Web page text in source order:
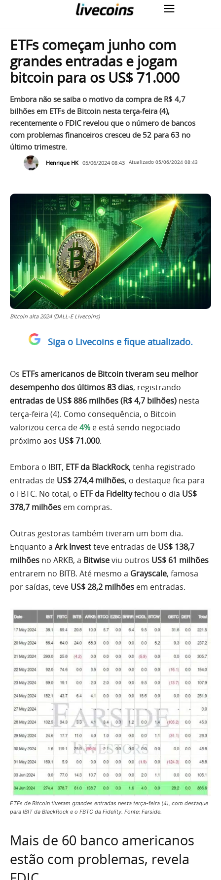
ETFs começam junho com
grandes entradas e jogam
bitcoin para os US$ 71.000
Embora não se saiba o motivo da compra de R$ 4,7
bilhões em ETFs de Bitcoin nesta terça-feira (4),
recentemente o FDIC revelou que o número de bancos
com problemas financeiros cresceu de 52 para 63 no
último trimestre.
Henrique HK 05/06/2024 08:43 Atualizado 05/06/2024 08:43
Bitcoin alta 2024 (DALL-E Livecoins)
Siga o Livecoins e fique atualizado.
Os ETFs americanos de Bitcointiveram seu melhor
desempenho dos últimos 83 dias, registrando
entradas de US$ 886 milhões (R$ 4,7 bilhões) nesta
terça-feira (4). Como consequência, o Bitcoin
valorizou cerca de4% e está sendo negociado
próximo aos US$ 71.000.
Embora o IBIT, ETF da BlackRock, tenha registrado
entradas de US$ 274,4 milhões, o destaque fica para
o FBTC. No total, o ETF da Fidelityfechou o dia US$
378,7 milhões em compras.
Outras gestoras também tiveram um bom dia.
Enquanto a Ark Investteve entradas de US$ 138,7
milhões no ARKB, a Bitwiseviu outros US$ 61 milhões
entrarem no BITB. Até mesmo a Grayscale, famosa
por saídas, teve US$ 28,2 milhões em entradas.
ETFs de Bitcoin tiveram grandes entradas nesta terça-feira (4), com destaque
para IBIT da BlackRock e o FBTC da Fidelity. Fonte: Farside.
Mais de 60 banco americanos
estão com problemas, revela